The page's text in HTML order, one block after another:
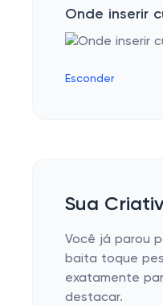
Onde inserir
Esconder
Sua
Você já parou
baita toque
exatamente
destacar.